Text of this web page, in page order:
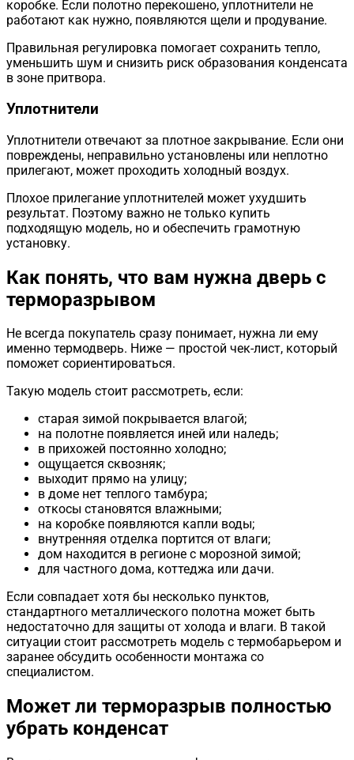
коробке. Если полотно перекошено, уплотнители не
работают как нужно, появляются щели и продувание.
Правильная регулировка помогает сохранить тепло,
уменьшить шум и снизить риск образования конденсата
в зоне притвора.
Уплотнители
Уплотнители отвечают за плотное закрывание. Если они
повреждены, неправильно установлены или неплотно
прилегают, может проходить холодный воздух.
Плохое прилегание уплотнителей может ухудшить
результат. Поэтому важно не только купить
подходящую модель, но и обеспечить грамотную
установку.
Как понять, что вам нужна дверь с
терморазрывом
Не всегда покупатель сразу понимает, нужна ли ему
именно термодверь. Ниже — простой чек-лист, который
поможет сориентироваться.
Такую модель стоит рассмотреть, если:
старая зимой покрывается влагой;
на полотне появляется иней или наледь;
в прихожей постоянно холодно;
ощущается сквозняк;
выходит прямо на улицу;
в доме нет теплого тамбура;
откосы становятся влажными;
на коробке появляются капли воды;
внутренняя отделка портится от влаги;
дом находится в регионе с морозной зимой;
для частного дома, коттеджа или дачи.
Если совпадает хотя бы несколько пунктов,
стандартного металлического полотна может быть
недостаточно для защиты от холода и влаги. В такой
ситуации стоит рассмотреть модель с термобарьером и
заранее обсудить особенности монтажа со
специалистом.
Может ли терморазрыв полностью
убрать конденсат